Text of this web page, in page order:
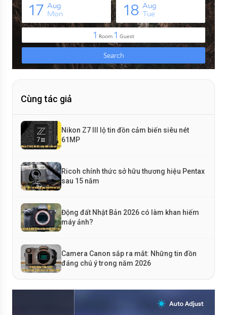
Cùng tác giả
Nikon Z7 III lộ tin đồn cảm biến siêu nét
61MP
Ricoh chính thức sở hữu thương hiệu Pentax
sau 15 năm
Động đất Nhật Bản 2026 có làm khan hiếm
máy ảnh?
Camera Canon sắp ra mắt: Những tin đồn
đáng chú ý trong năm 2026